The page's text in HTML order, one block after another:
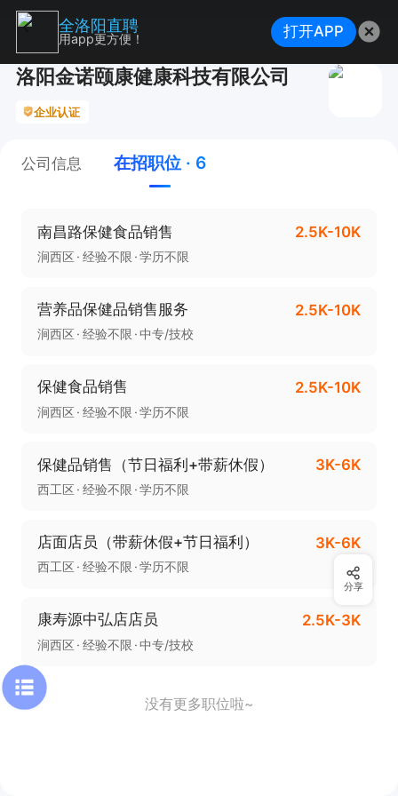
洛阳金诺颐康健康科技有限公司
企业认证
公司信息 在招职位 · 6
南昌路保健食品销售 2.5K-10K
涧西区 经验不限 学历不限
营养品保健品销售服务 2.5K-10K
涧西区 经验不限 中专/技校
保健食品销售 2.5K-10K
涧西区 经验不限 学历不限
保健品销售（节日福利+带薪休假） 3K-6K
西工区 经验不限 学历不限
店面店员（带薪休假+节日福利） 3K-6K
西工区 经验不限 学历不限
康寿源中弘店店员 2.5K-3K
涧西区 经验不限 中专/技校
没有更多职位啦~
分享
全洛阳直聘
用app更方便！ 打开APP